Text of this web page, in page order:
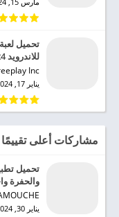
للاندرويد 2024
Inc‏
يناير 17, 2024
مشاركات أعلى تقييمًا
تحميل
والحفرة
يناير 30, 2024